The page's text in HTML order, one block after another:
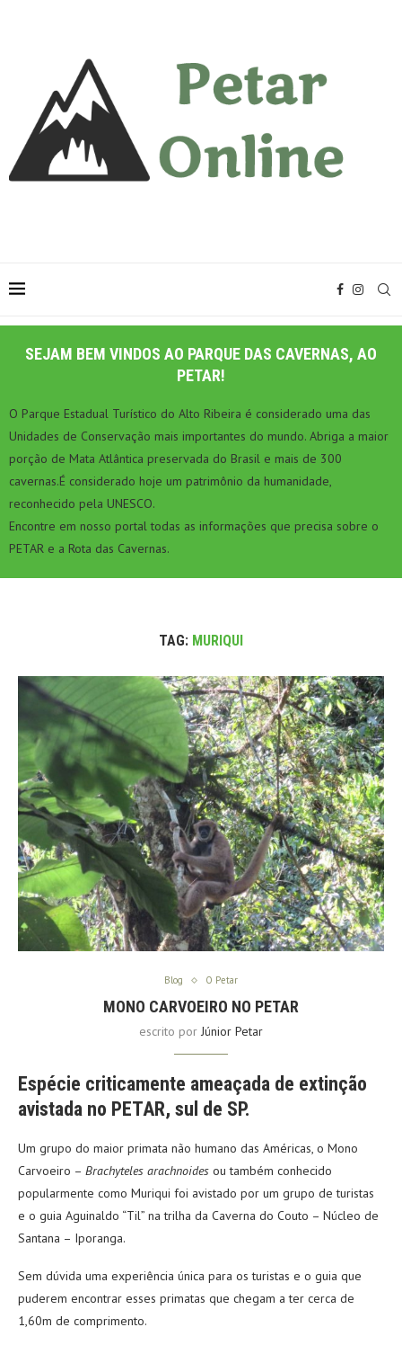
SEJAM BEM VINDOS AO PARQUE DAS CAVERNAS, AO
PETAR!
O Parque Estadual Turístico do Alto Ribeira é considerado uma das
Unidades de Conservação mais importantes do mundo. Abriga a maior
porção de Mata Atlântica preservada do Brasil e mais de 300
cavernas.É considerado hoje um patrimônio da humanidade,
reconhecido pela UNESCO.
Encontre em nosso portal todas as informações que precisa sobre o
PETAR e a Rota das Cavernas.
TAG: MURIQUI
Blog O Petar
MONO CARVOEIRO NO PETAR
escrito por Júnior Petar
Espécie criticamente ameaçada de extinção
avistada no PETAR, sul de SP.
Um grupo do maior primata não humano das Américas, o Mono
Carvoeiro – Brachyteles arachnoides ou também conhecido
popularmente como Muriqui foi avistado por um grupo de turistas
e o guia Aguinaldo “Til” na trilha da Caverna do Couto – Núcleo de
Santana – Iporanga.
Sem dúvida uma experiência única para os turistas e o guia que
puderem encontrar esses primatas que chegam a ter cerca de
1,60m de comprimento.